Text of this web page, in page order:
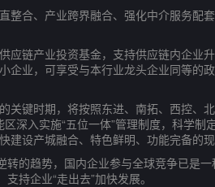
合、产业跨界融合、强化中介服务配
产业投资基金，支持供应链内企业升
企业，可享受与本行业龙头企业同等的
键时期，将按照东进、南拓、西控、北
深入实施“五位一体”管理制度，科学
设产城融合、特色鲜明、功能完备的现
的趋势，国内企业参与全球竞争已是
持企业“走出去”加快发展。